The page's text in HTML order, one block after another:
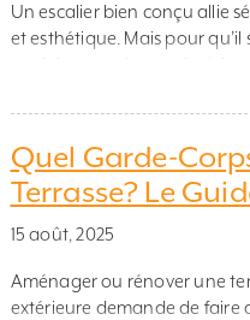
Un escalier bien conçu allie
et esthétique. Mais pour qu’il
garde-corps adapté. Ce
qu’un élément fonctionnel : il
pleinement à l’ambiance, au
cohérence de l’ensemble.
associer escalier et garde-
Quel Garde-
Terrasse? Le
15 août, 2025
Aménager ou rénover une
extérieure demande de faire